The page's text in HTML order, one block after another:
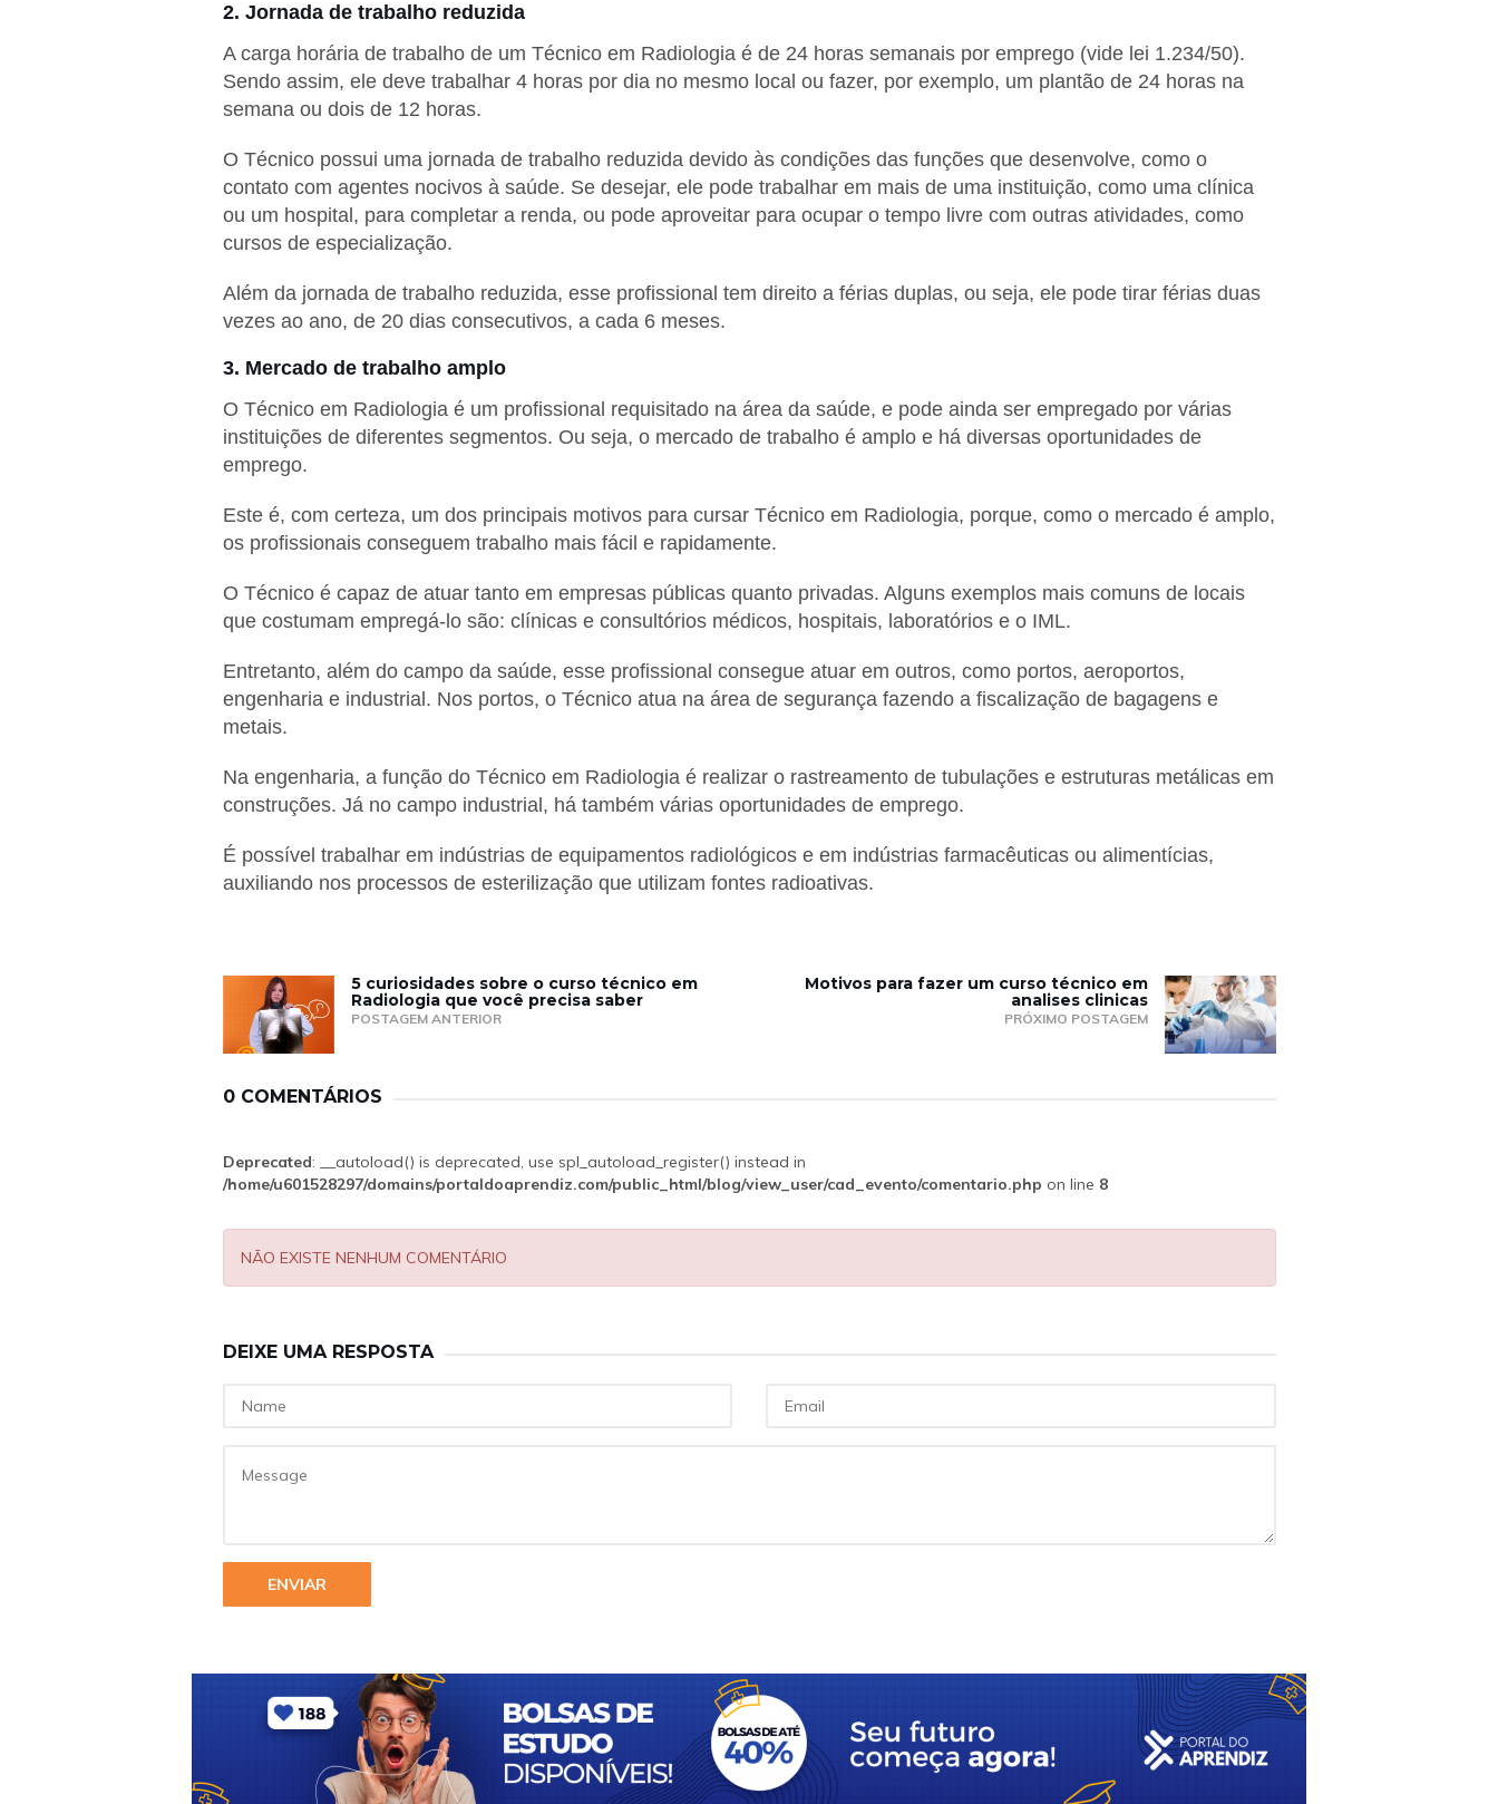
2. Jornada de trabalho reduzida
A carga horária de trabalho de um Técnico em Radiologia é de 24 horas semanais por emprego (vide lei 1.234/50).
Sendo assim, ele deve trabalhar 4 horas por dia no mesmo local ou fazer, por exemplo, um plantão de 24 horas na
semana ou dois de 12 horas.
O Técnico possui uma jornada de trabalho reduzida devido às condições das funções que desenvolve, como o
contato com agentes nocivos à saúde. Se desejar, ele pode trabalhar em mais de uma instituição, como uma clínica
ou um hospital, para completar a renda, ou pode aproveitar para ocupar o tempo livre com outras atividades, como
cursos de especialização.
Além da jornada de trabalho reduzida, esse profissional tem direito a férias duplas, ou seja, ele pode tirar férias duas
vezes ao ano, de 20 dias consecutivos, a cada 6 meses.
3. Mercado de trabalho amplo
O Técnico em Radiologia é um profissional requisitado na área da saúde, e pode ainda ser empregado por várias
instituições de diferentes segmentos. Ou seja, o mercado de trabalho é amplo e há diversas oportunidades de
emprego.
Este é, com certeza, um dos principais motivos para cursar Técnico em Radiologia, porque, como o mercado é amplo,
os profissionais conseguem trabalho mais fácil e rapidamente.
O Técnico é capaz de atuar tanto em empresas públicas quanto privadas. Alguns exemplos mais comuns de locais
que costumam empregá-lo são: clínicas e consultórios médicos, hospitais, laboratórios e o IML.
Entretanto, além do campo da saúde, esse profissional consegue atuar em outros, como portos, aeroportos,
engenharia e industrial. Nos portos, o Técnico atua na área de segurança fazendo a fiscalização de bagagens e
metais.
Na engenharia, a função do Técnico em Radiologia é realizar o rastreamento de tubulações e estruturas metálicas em
construções. Já no campo industrial, há também várias oportunidades de emprego.
É possível trabalhar em indústrias de equipamentos radiológicos e em indústrias farmacêuticas ou alimentícias,
auxiliando nos processos de esterilização que utilizam fontes radioativas.
5 curiosidades sobre o curso técnico em
Radiologia que você precisa saber
POSTAGEM ANTERIOR
Motivos para fazer um curso técnico em
analises clinicas
PRÓXIMO POSTAGEM
0 COMENTÁRIOS
Deprecated: __autoload() is deprecated, use spl_autoload_register() instead in
/home/u601528297/domains/portaldoaprendiz.com/public_html/blog/view_user/cad_evento/comentario.php on line 8
NÃO EXISTE NENHUM COMENTÁRIO
DEIXE UMA RESPOSTA
ENVIAR